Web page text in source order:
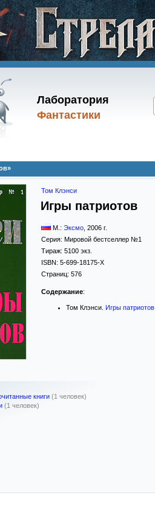
Лаборатория
Фантастики
Том Клэнси
Игры патриотов
М.: Эксмо 2006 г.
Серия: Мировой бестселлер №1
Тираж: 5100 экз.
ISBN: 5-699-18175-X
Страниц: 576
Содержание:
Том Клэнси. Игры патриотов
книги (1 человек)
(1 человек)